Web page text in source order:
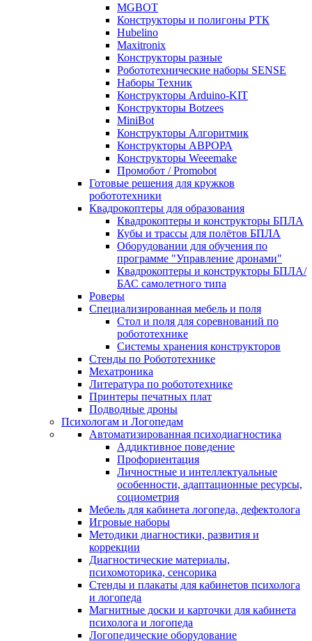
MGBOT
Конструкторы и полигоны РТК
Hubelino
Maxitronix
Конструкторы разные
Робототехнические наборы SENSE
Наборы Техник
Конструкторы Arduino-KIT
Конструкторы Botzees
MiniBot
Конструкторы Алгоритмик
Конструкторы АВРОРА
Конструкторы Weeemake
Промобот / Promobot
Готовые решения для кружков
робототехники
Квадрокоптеры для образования
Квадрокоптеры и конструкторы БПЛА
Кубы и трассы для полётов БПЛА
Оборудовании для обучения по
программе "Управление дронами"
Квадрокоптеры и конструкторы БПЛА/
БАС самолетного типа
Роверы
Специализированная мебель и поля
Стол и поля для соревнований по
робототехнике
Системы хранения конструкторов
Стенды по Робототехнике
Мехатроника
Литература по робототехнике
Принтеры печатных плат
Подводные дроны
Психологам и Логопедам
Автоматизированная психодиагностика
Аддиктивное поведение
Профориентация
Личностные и интеллектуальные
особенности, адаптационные ресурсы,
социометрия
Мебель для кабинета логопеда, дефектолога
Игровые наборы
Методики диагностики, развития и
коррекции
Диагностические материалы,
психомоторика, сенсорика
Стенды и плакаты для кабинетов психолога
и логопеда
Магнитные доски и карточки для кабинета
психолога и логопеда
Логопедические оборудование